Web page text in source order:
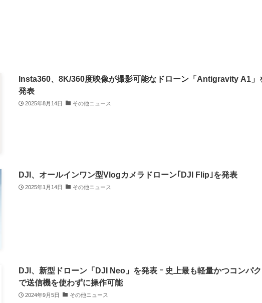
Insta360、8K/360度映像が撮影可能なドローン「Antigravity A1」
発表
2025年8月14日 その他ニュース
DJI、オールインワン型Vlogカメラドローン｢DJI Flip｣を発表
2025年1月14日 その他ニュース
DJI、新型ドローン「DJI Neo」を発表 ｰ 史上最も軽量かつコンパ
で送信機を使わずに操作可能
2024年9月5日 その他ニュース